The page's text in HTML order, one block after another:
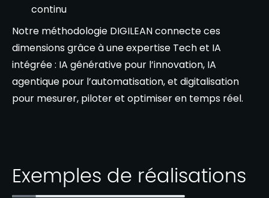
continu
Notre méthodologie DIGILEAN connecte ces
dimensions grâce à une expertise Tech et IA
intégrée : IA générative pour l’innovation, IA
agentique pour l’automatisation, et digitalisation
pour mesurer, piloter et optimiser en temps réel.
Exemples de réalisations